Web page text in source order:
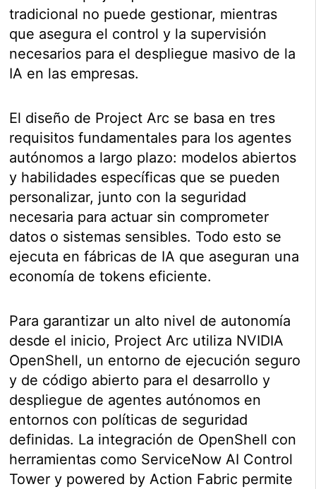
tradicional no puede gestionar, mientras
que asegura el control y la supervisión
necesarios para el despliegue masivo de la
IA en las empresas.
El diseño de Project Arc se basa en tres
requisitos fundamentales para los agentes
autónomos a largo plazo: modelos abiertos
y habilidades específicas que se pueden
personalizar, junto con la seguridad
necesaria para actuar sin comprometer
datos o sistemas sensibles. Todo esto se
ejecuta en fábricas de IA que aseguran una
economía de tokens eficiente.
Para garantizar un alto nivel de autonomía
desde el inicio, Project Arc utiliza NVIDIA
OpenShell, un entorno de ejecución seguro
y de código abierto para el desarrollo y
despliegue de agentes autónomos en
entornos con políticas de seguridad
definidas. La integración de OpenShell con
herramientas como ServiceNow AI Control
Tower y powered by Action Fabric permite